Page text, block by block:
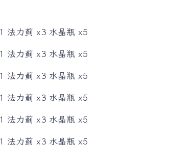
法力蓟 x3 水晶瓶 x5
法力蓟 x3 水晶瓶 x5
法力蓟 x3 水晶瓶 x5
法力蓟 x3 水晶瓶 x5
法力蓟 x3 水晶瓶 x5
法力蓟 x3 水晶瓶 x5